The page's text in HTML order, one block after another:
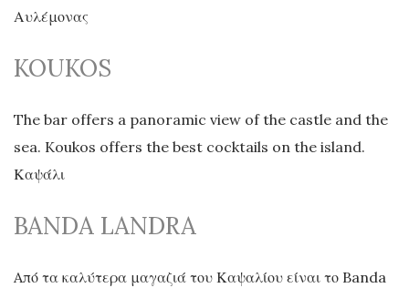
Αυλέμονας
KOUKOS
The bar offers a panoramic view of the castle and the
sea. Koukos offers the best cocktails on the island.
Καψάλι
BANDA LANDRA
Aπό τα καλύτερα μαγαζιά του Καψαλίου είναι το Banda